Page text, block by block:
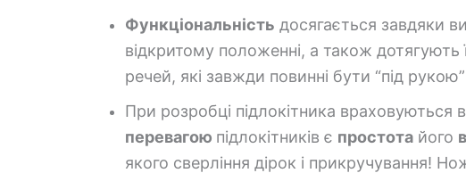
Функціональність досягається завдяки
відкритому положенні, а також дотягують
речей, які завжди повинні бути “під
При розробці підлокітника враховуються
перевагою підлокітників є простота його
якого сверління дірок і прикручування!